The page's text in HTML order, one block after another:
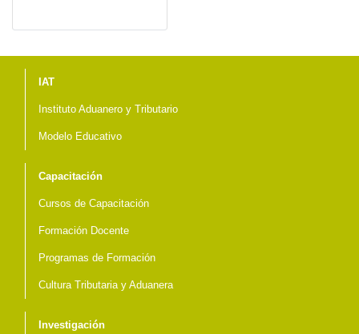
Menú del pie
IAT
Instituto Aduanero y Tributario
Modelo Educativo
Capacitación
Cursos de Capacitación
Formación Docente
Programas de Formación
Cultura Tributaria y Aduanera
Investigación